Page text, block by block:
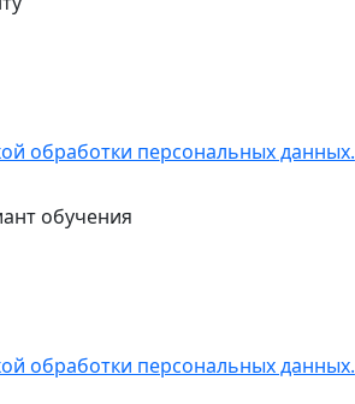
обработки персональных данных.
обучения
обработки персональных данных.